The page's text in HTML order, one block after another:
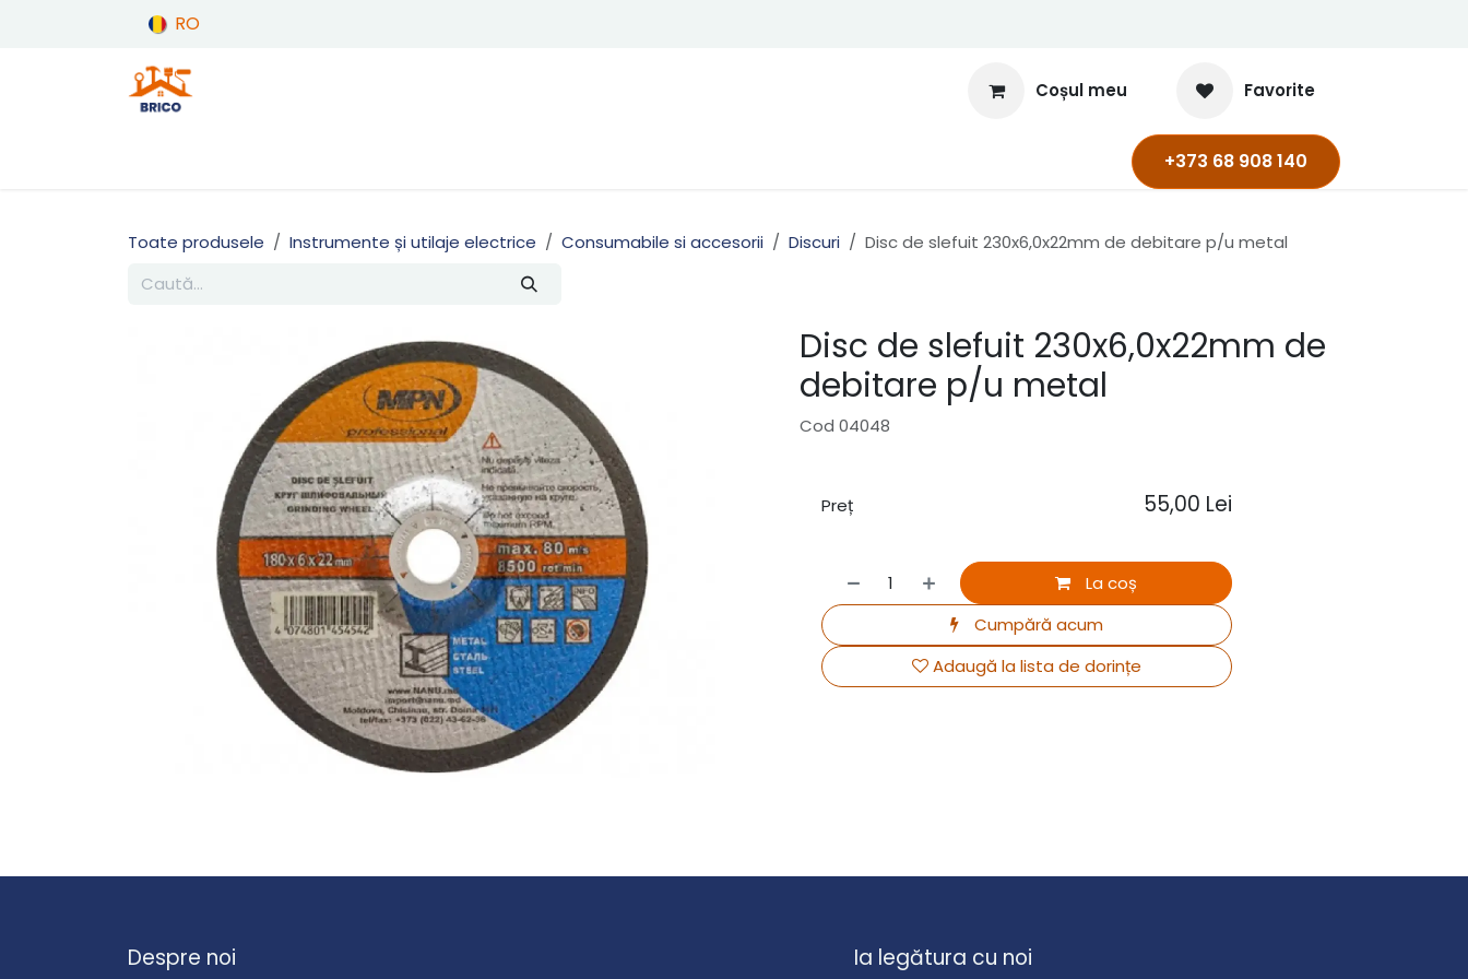
RO
Coșul meu Favorite
+373 68 908 140
Toate produsele Instrumente și utilaje electrice Consumabile si accesorii Discuri Disc de slefuit 230x6,0x22mm de debitare p/u metal
Disc de slefuit 230x6,0x22mm de
debitare p/u metal
Cod 04048
La coș
Cumpără acum
Adaugă la lista de dorințe
Preț 55,00 Lei
Despre noi Ia legătura cu noi